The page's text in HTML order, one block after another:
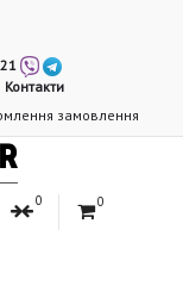
Контакти
замовлення
0 0